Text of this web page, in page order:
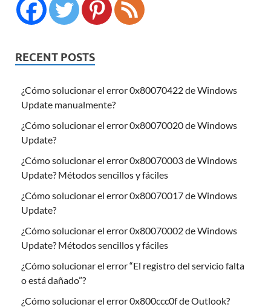
RECENT POSTS
¿Cómo solucionar el error 0x80070422 de Windows
Update manualmente?
¿Cómo solucionar el error 0x80070020 de Windows
Update?
¿Cómo solucionar el error 0x80070003 de Windows
Update? Métodos sencillos y fáciles
¿Cómo solucionar el error 0x80070017 de Windows
Update?
¿Cómo solucionar el error 0x80070002 de Windows
Update? Métodos sencillos y fáciles
¿Cómo solucionar el error “El registro del servicio falta
o está dañado”?
¿Cómo solucionar el error 0x800ccc0f de Outlook?